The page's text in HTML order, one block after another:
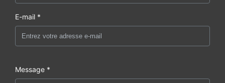
E-mail *
Message *